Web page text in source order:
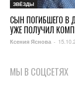
ЗВЁЗДЫ
СЫН ПОГИБШЕГО В
УЖЕ ПОЛУЧИЛ
Ксения Яснова -
МЫ В СОЦСЕТЯХ